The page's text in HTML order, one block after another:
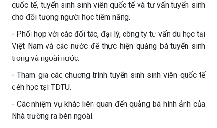
quốc tế, tuyển sinh sinh viên quốc tế và tư vấn tuyển sinh
cho đối tượng người học tiềm năng.
- Phối hợp với các đối tác, đại lý, công ty tư vấn du học tại
Việt Nam và các nước để thực hiện quảng bá tuyển sinh
trong và ngoài nước.
- Tham gia các chương trình tuyển sinh sinh viên quốc tế
đến học tại TDTU.
- Các nhiệm vụ khác liên quan đến quảng bá hình ảnh của
Nhà trường ra bên ngoài.